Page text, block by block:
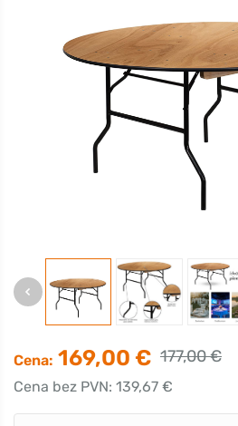
Cena: 169,00 € 177,00 €
Cena bez PVN: 139,67 €